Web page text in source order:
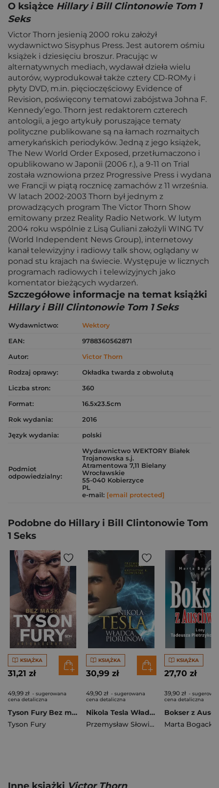
O książce Hillary i Bill Clintonowie Tom 1
Seks
Victor Thorn jesienią 2000 roku założył
wydawnictwo Sisyphus Press. Jest autorem ośmiu
książek i dziesięciu broszur. Pracując w
alternatywnych mediach, wydawał dzieła wielu
autorów, wyprodukował także cztery CD-ROMy i
płyty DVD, m.in. pięcioczęściowy Evidence of
Revision, poświęcony tematowi zabójstwa Johna F.
Kennedy’ego. Thorn jest redaktorem czterech
antologii, a jego artykuły poruszające tematy
polityczne publikowane są na łamach rozmaitych
amerykańskich periodyków. Jedną z jego książek,
The New World Order Exposed, przetłumaczono i
opublikowano w Japonii (2006 r.), a 9-11 on Trial
została wznowiona przez Progressive Press i wydana
we Francji w piątą rocznicę zamachów z 11 września.
W latach 2002-2003 Thorn był jednym z
prowadzących program The Victor Thorn Show
emitowany przez Reality Radio Network. W lutym
2004 roku wspólnie z Lisą Guliani założyli WING TV
(World Independent News Group), internetowy
kanał telewizyjny i radiowy talk show, oglądany w
ponad stu krajach na świecie. Występuje w licznych
programach radiowych i telewizyjnych jako
komentator bieżących wydarzeń.
Szczegółowe informacje na temat książki
Hillary i Bill Clintonowie Tom 1 Seks
Wydawnictwo:
Wektory
EAN:
9788360562871
Autor:
Victor Thorn
Rodzaj oprawy:
Okładka twarda z obwolutą
Liczba stron:
360
Format:
16.5x23.5cm
Rok wydania:
2016
Język wydania:
polski
Podmiot
odpowiedzialny:
Wydawnictwo WEKTORY Białek
Trojanowska s.j.
Atramentowa 7,11 Bielany
Wrocławskie
55-040 Kobierzyce
PL
e-mail: [email protected]
Podobne do Hillary i Bill Clintonowie Tom
1 Seks
KSIĄŻKA
31,21 zł
49,99 zł - sugerowana
cena detaliczna
Tyson Fury Bez maski Autobiografia
Tyson Fury
KSIĄŻKA
30,99 zł
49,90 zł - sugerowana
cena detaliczna
Nikola Tesla Władca piorunów
Przemysław Słowiński
KSIĄŻKA
27,70 zł
39,90 zł -
cena detaliczna
Marta Bogacka